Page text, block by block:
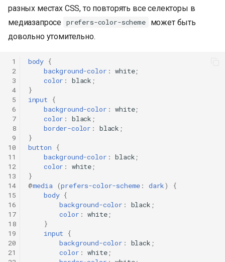
разных местах CSS, то повторять все селекторы в
медиазапросе prefers-color-scheme
может быть
довольно утомительно.
1
2
3
4
5
6
7
8
9
10
11
12
13
14
15
16
17
18
19
20
21
body {
background-color : white;
color : black ;
}
input
{
background-color : white;
color : black ;
border-color : black ;
}
button
{
background-color : black;
color : white;
}
@media (prefers-color-scheme : dark)
{
body {
background-color : black ;
color : white;
}
input
{
background-color : black ;
color : white;